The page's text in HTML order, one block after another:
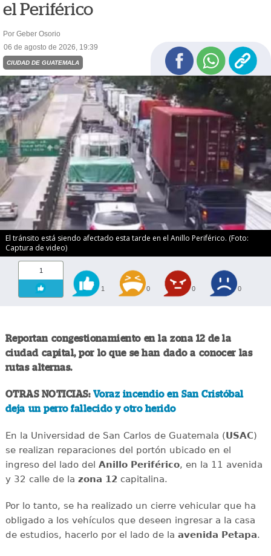
el Periférico
Por Geber Osorio
06 de agosto de 2026, 19:39
CIUDAD DE GUATEMALA
El tránsito está siendo afectado esta tarde en el Anillo Periférico. (Foto:
Captura de video)
1
1 0 0 0
Reportan congestionamiento en la zona 12 de la
ciudad capital, por lo que se han dado a conocer las
rutas alternas.
OTRAS NOTICIAS: Voraz incendio en San Cristóbal
deja un perro fallecido y otro herido
En la Universidad de San Carlos de Guatemala (USAC)
se realizan reparaciones del portón ubicado en el
ingreso del lado del Anillo Periférico, en la 11 avenida
y 32 calle de la zona 12capitalina.
Por lo tanto, se ha realizado un cierre vehicular que ha
obligado a los vehículos que deseen ingresar a la casa
de estudios, hacerlo por el lado de la avenida Petapa.